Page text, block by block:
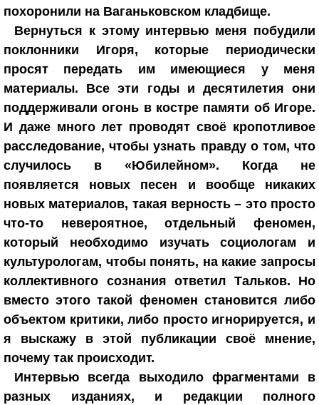
похоронили на Ваганьковском кладбище.
Вернуться к этому интервью меня побудили
поклонники Игоря, которые периодически
просят передать им имеющиеся у меня
материалы. Все эти годы и десятилетия они
поддерживали огонь в костре памяти об Игоре.
И даже много лет проводят своё кропотливое
расследование, чтобы узнать правду о том, что
случилось в «Юбилейном». Когда не
появляется новых песен и вообще никаких
новых материалов, такая верность – это просто
что-то невероятное, отдельный феномен,
который необходимо изучать социологам и
культурологам, чтобы понять, на какие запросы
коллективного сознания ответил Тальков. Но
вместо этого такой феномен становится либо
объектом критики, либо просто игнорируется, и
я выскажу в этой публикации своё мнение,
почему так происходит.
Интервью всегда выходило фрагментами в
разных изданиях, и редакции полного